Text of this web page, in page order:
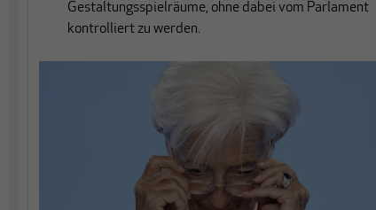
Gestaltungsspielräume, ohne dabei vom Parlament
kontrolliert zu werden.